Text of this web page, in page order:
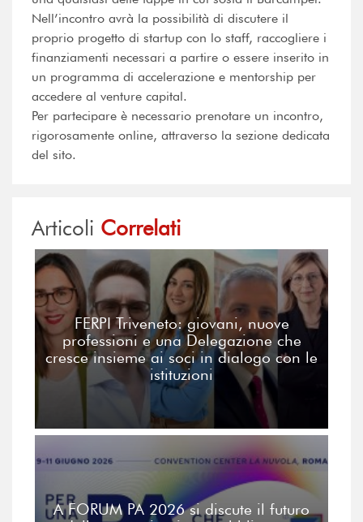
Nell’incontro avrà la possibilità di discutere il
proprio progetto di startup con lo staff, raccogliere i
finanziamenti necessari a partire o essere inserito in
un programma di accelerazione e mentorship per
accedere al venture capital.
Per partecipare è necessario prenotare un incontro,
rigorosamente online, attraverso la sezione dedicata
del sito.
Articoli Correlati
FERPI Triveneto: giovani, nuove
professioni e una Delegazione che
cresce insieme ai soci in dialogo con le
istituzioni
A FORUM PA 2026 si discute il futuro